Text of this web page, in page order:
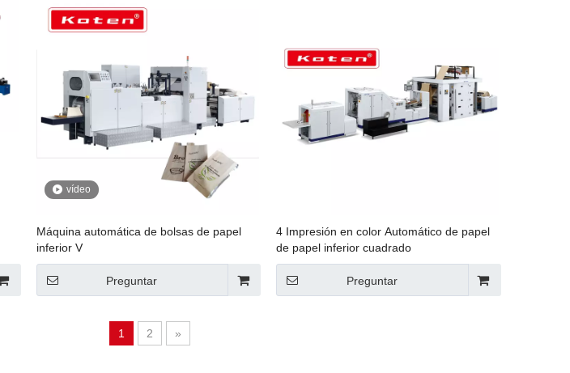
vídeo
Máquina automática de bolsas de papel
inferior V
Preguntar
4 Impresión en color Automático de papel
de papel inferior cuadrado
Preguntar
1 2 »